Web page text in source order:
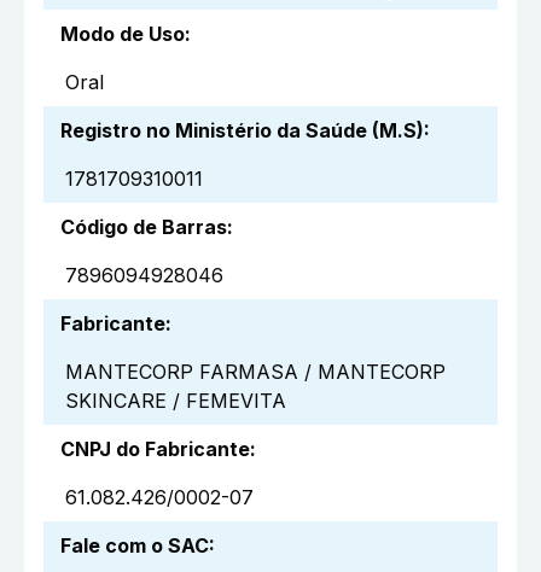
Modo de Uso:
Oral
Registro no Ministério da Saúde (M.S):
1781709310011
Código de Barras:
7896094928046
Fabricante:
MANTECORP FARMASA / MANTECORP
SKINCARE / FEMEVITA
CNPJ do Fabricante:
61.082.426/0002-07
Fale com o SAC: